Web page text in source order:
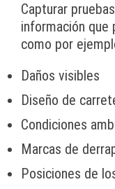
Capturar
información que
como por
Daños visibles
Diseño de
Condiciones
Marcas de
Posiciones de